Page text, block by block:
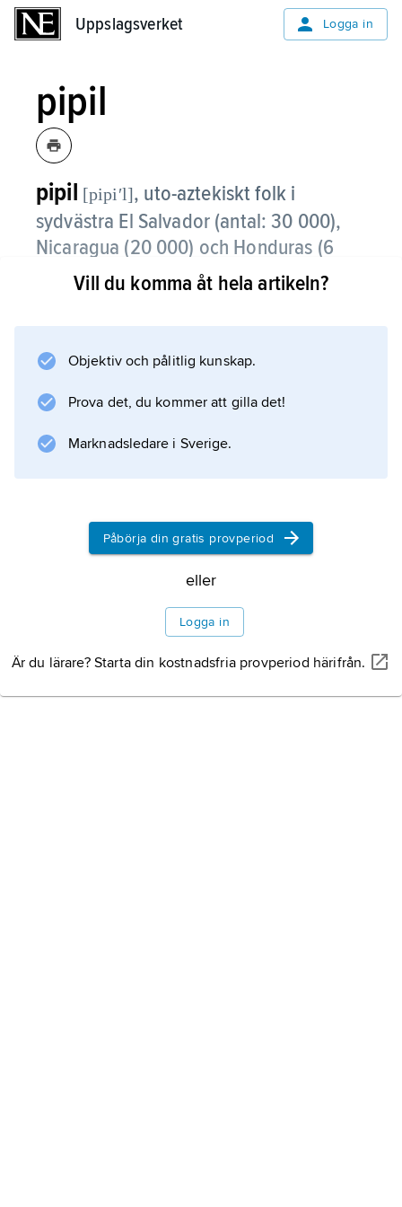
Uppslagsverket Logga in
pipil
pipil [pipiʹl], uto-aztekiskt folk i
sydvästra El Salvador (antal: 30 000),
Nicaragua (20 000) och Honduras (6
000).
aztekerna
näringar har varit jordbruk (majs, bönor), jakt
(vitsvanshjort, tapir och navelsvin) och handel.
Information om artikeln
Vill du komma åt hela artikeln?
Objektiv och pålitlig kunskap.
Prova det, du kommer att gilla det!
Marknadsledare i Sverige.
Påbörja din gratis provperiod
eller
Logga in
Är du lärare? Starta din kostnadsfria provperiod härifrån.